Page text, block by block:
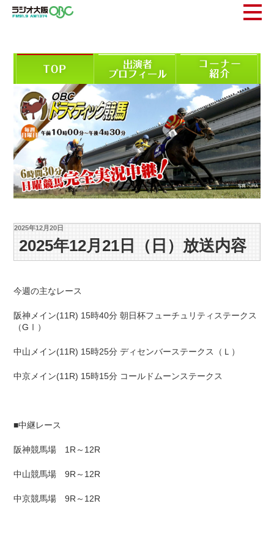
2025年12月20日
2025年12月21日（日）放送内容
今週の主なレース
阪神メイン(11R) 15時40分 朝日杯フューチュリティステークス
（GⅠ）
中山メイン(11R) 15時25分 ディセンバーステークス（Ｌ）
中京メイン(11R) 15時15分 コールドムーンステークス
■中継レース
阪神競馬場 1R～12R
中山競馬場 9R～12R
中京競馬場 9R～12R